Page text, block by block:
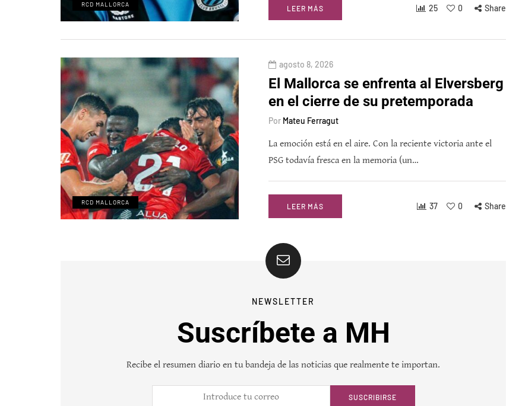
RCD MALLORCA LEER MÁS 25 0 Share
RCD MALLORCA
agosto 8, 2026
El Mallorca se enfrenta al Elversberg
en el cierre de su pretemporada
Por Mateu Ferragut
La emoción está en el aire. Con la reciente victoria ante el
PSG todavía fresca en la memoria (un…
LEER MÁS 37 0 Share
NEWSLETTER
Suscríbete a MH
Recibe el resumen diario en tu bandeja de las noticias que realmente te importan.
SUSCRIBIRSE